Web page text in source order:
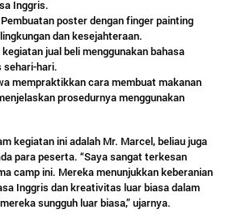
Inggris.
poster dengan finger painting
dan kesejahteraan.
jual beli menggunakan bahasa
sehari-hari.
mempraktikkan cara membuat makanan
prosedurnya menggunakan
kegiatan ini adalah Mr. Marcel, beliau juga
para peserta. “Saya sangat terkesan
camp ini. Mereka menunjukkan keberanian
Inggris dan kreativitas luar biasa dalam
sungguh luar biasa,” ujarnya.